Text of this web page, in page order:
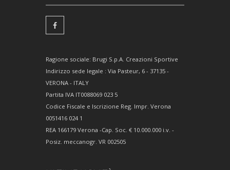
Ragione sociale: Brugi S.p.A. Creazioni Sportive
Indirizzo sede legale : Via Pasteur, 6 - 37135 -
VERONA - ITALY
Partita IVA IT0088069 023 5
Codice Fiscale e Iscrizione Reg. Impr. Verona
0051416 024 1
REA 166179 Verona -Cap. Soc. € 10.000.000 i.v. -
Posiz. meccanogr. VR 002505